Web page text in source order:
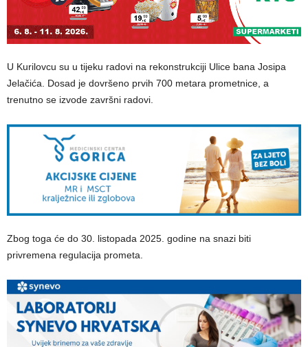
U Kurilovcu su u tijeku radovi na rekonstrukciji Ulice bana Josipa
Jelačića. Dosad je dovršeno prvih 700 metara prometnice, a
trenutno se izvode završni radovi.
Zbog toga će do 30. listopada 2025. godine na snazi biti
privremena regulacija prometa.